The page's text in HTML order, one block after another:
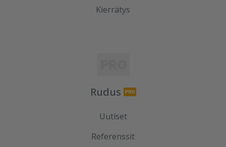
Kierrätys
Rudus
Uutiset
Referenssit